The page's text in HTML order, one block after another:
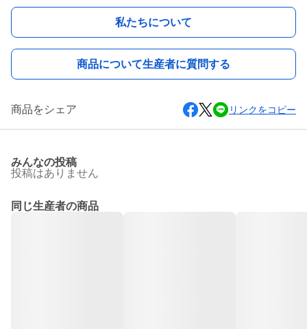
私たちについて
商品について生産者に質問する
商品をシェア リンクをコピー
みんなの投稿
投稿はありません
同じ生産者の商品